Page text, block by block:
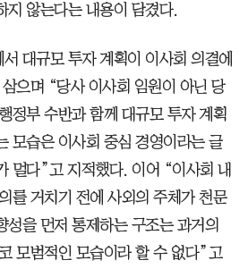
지 않는다는 내용이 담겼다.
대규모 투자 계획이 이사회 의결에
으며 “당사 이사회 임원이 아닌 당
정부 수반과 함께 대규모 투자 계획
모습은 이사회 중심 경영이라는 글
멀다”고 지적했다. 이어 “이사회 내
를 거치기 전에 사외의 주체가 천문
성을 먼저 통제하는 구조는 과거의
모범적인 모습이라 할 수 없다”고